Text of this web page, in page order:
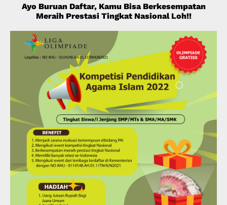
Ayo Buruan Daftar, Kamu Bisa Berkesempatan
Meraih Prestasi Tingkat Nasional Loh!!